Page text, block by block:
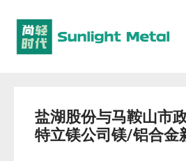
盐湖股份与马鞍山市
特立镁公司镁/铝合金